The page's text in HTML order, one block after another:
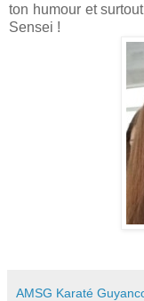
ton humour et
Sensei !
AMSG Karaté